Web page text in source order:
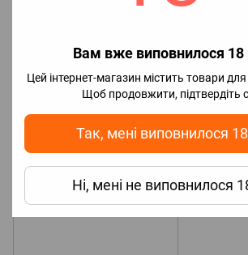
Вам вже виповнилося 18
Цей інтернет-магазин містить товари для
Щоб продовжити, підтвердіть
Так, мені виповнилося
Ні, мені не виповнилося
Манго, Мандарин,
🧊Наявність
холодка Без холодка
🧪Об`єм
🌏Країна виробник
Мандарин,
Наявність
🧪Об`єм
виробник